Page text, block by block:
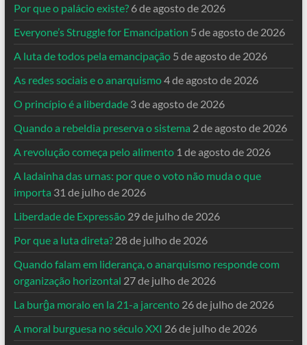
Por que o palácio existe? 6 de agosto de 2026
Everyone’s Struggle for Emancipation 5 de agosto de 2026
A luta de todos pela emancipação 5 de agosto de 2026
As redes sociais e o anarquismo4 de agosto de 2026
O princípio é a liberdade 3 de agosto de 2026
Quando a rebeldia preserva o sistema 2 de agosto de 2026
A revolução começa pelo alimento 1 de agosto de 2026
A ladainha das urnas: por que o voto não muda o que
importa 31 de julho de 2026
Liberdade de Expressão 29 de julho de 2026
Por que a luta direta? 28 de julho de 2026
Quando falam em liderança, o anarquismo responde com
organização horizontal 27 de julho de 2026
La burĝa moralo en la 21-a jarcento 26 de julho de 2026
A moral burguesa no século XXI 26 de julho de 2026